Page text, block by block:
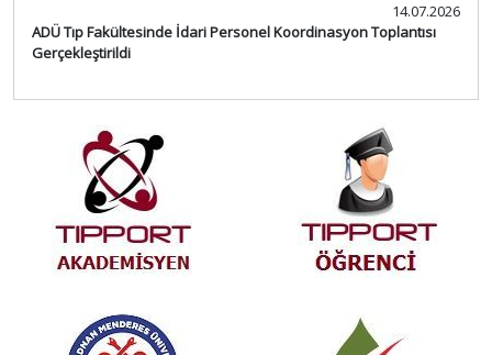
14.07.2026
ADÜ Tıp Fakültesinde İdari Personel Koordinasyon Toplantısı
Gerçekleştirildi